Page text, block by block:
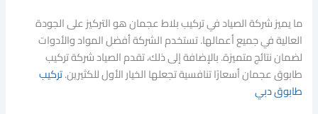
ما يميز شركة الصياد في تركيب بلاط عجمان هو التركيز على الجودة
العالية في جميع أعمالها. تستخدم الشركة أفضل المواد والأدوات
لضمان نتائج متميزة. بالإضافة إلى ذلك، تقدم الصياد شركة تركيب
طابوق عجمان أسعارًا تنافسية تجعلها الخيار الأول للكثيرين.تركيب
طابوق دبي